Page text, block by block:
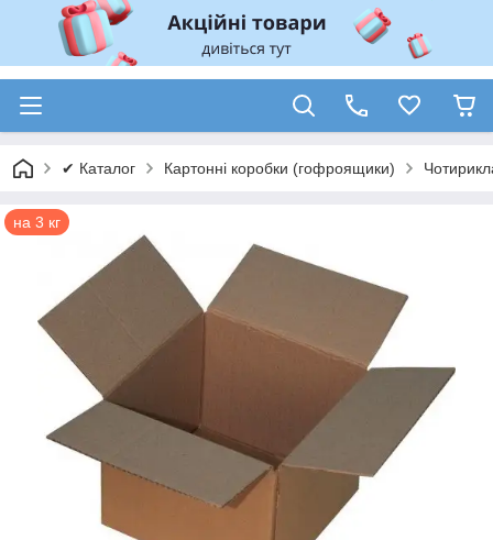
✔ Каталог Картонні коробки (гофроящики)
на 3 кг